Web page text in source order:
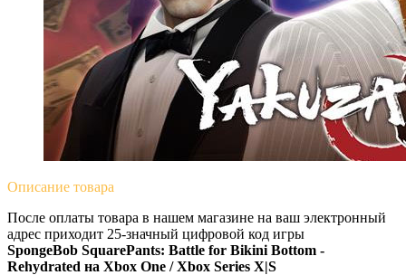
Описание товара
После оплаты товара в нашем магазине на ваш электронный
адрес приходит 25-значный цифровой код игры
SpongeBob SquarePants: Battle for Bikini Bottom -
Rehydrated на Xbox One / Xbox Series X|S